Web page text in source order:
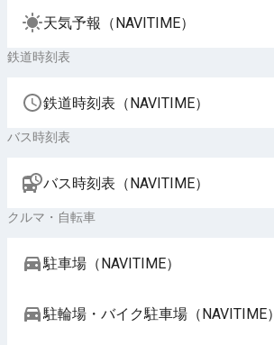
天気予報（NAVITIME）
鉄道時刻表
鉄道時刻表（NAVITIME）
バス時刻表
バス時刻表（NAVITIME）
クルマ・自転車
駐車場（NAVITIME）
駐輪場・バイク駐車場（NAVITIME）